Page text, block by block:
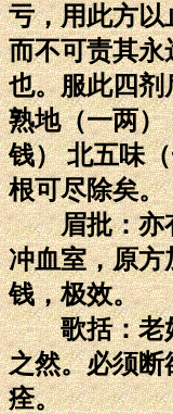
亏，用此方以
而不可责其永
也。服此四剂
熟地（一两）
钱） 北五味
根可尽除矣。
眉批：亦有
冲血室，原方
钱，极效。
歌括：老妇
之然。必须断
痊。